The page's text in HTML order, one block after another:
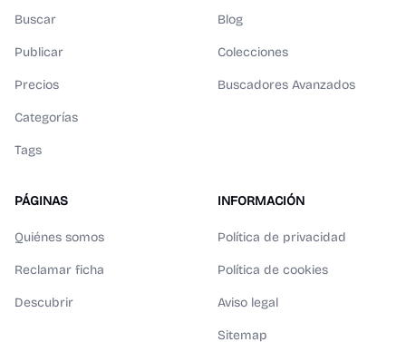
Buscar
Publicar
Precios
Categorías
Tags
Blog
Colecciones
Buscadores Avanzados
PÁGINAS
Quiénes somos
Reclamar ficha
Descubrir
INFORMACIÓN
Política de privacidad
Política de cookies
Aviso legal
Sitemap